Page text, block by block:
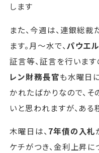
します
また、今週は、連銀総裁
ます。月～水で、 パウエ
証言等、証言を行いま
レン財務長官も水曜日
かれたばかりなので、
いと思われますが、ある
木曜日は、 7年債の入札
ケチがつき、金利上昇に